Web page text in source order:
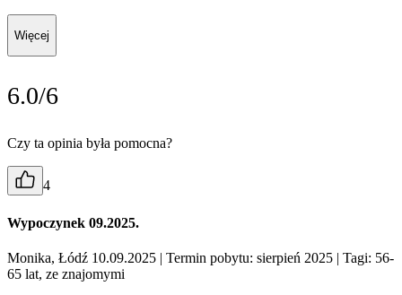
Więcej
6.0/6
Czy ta opinia była pomocna?
4
Wypoczynek 09.2025.
Monika, Łódź 10.09.2025 | Termin pobytu: sierpień 2025 | Tagi: 56-
65 lat, ze znajomymi